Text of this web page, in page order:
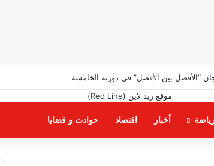
“الأفضل بين الأفضل” في دورته الخامسة
أخبار اقتصاد حوادث و قضايا